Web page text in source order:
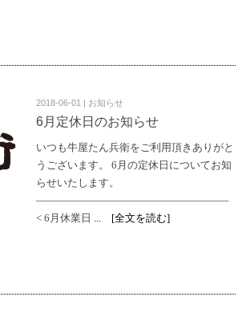
2018-06-01 | お知らせ
6月定休日のお知らせ
いつも牛屋たん兵衛をご利用頂きありがと
うございます。 6月の定休日についてお知
らせいたします。
——————————————————–
< 6月休業日
... [全文を読む]